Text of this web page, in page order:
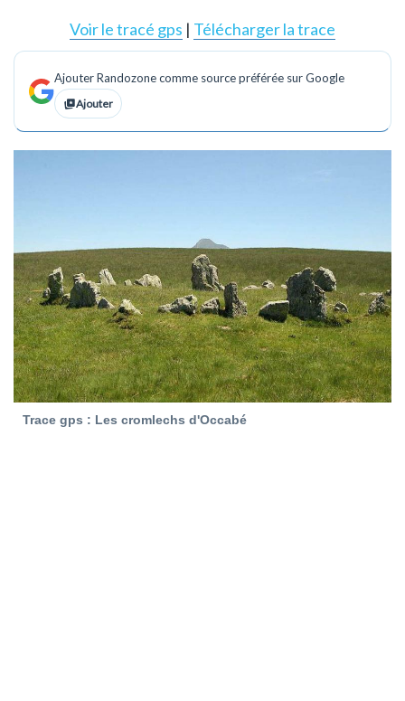
Voir le tracé gps | Télécharger la trace
Ajouter Randozone comme source préférée sur Google
Ajouter
Trace gps : Les cromlechs d'Occabé